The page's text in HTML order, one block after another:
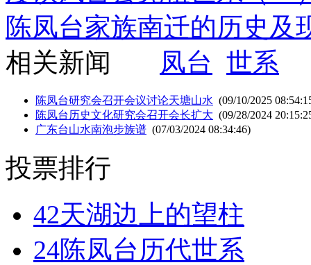
陈凤台家族南迁的历史及
相关新闻
凤台 世系
陈凤台研究会召开会议讨论天塘山水 (09/10/2025
陈凤台历史文化研究会召开会长扩大 (09/28/2024
广东台山水南泡步族谱 (07/03/2024 08:34:46)
投票排行
42天湖边上的望柱
24陈凤台历代世系